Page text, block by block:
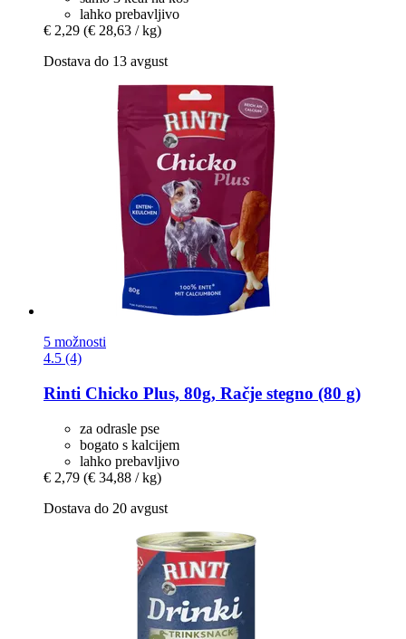
lahko prebavljivo
€ 2,29 (€ 28,63 / kg)
Dostava do 13 avgust
5 možnosti
4.5 (4)
Rinti Chicko Plus, 80g, Račje stegno (80 g)
za odrasle pse
bogato s kalcijem
lahko prebavljivo
€ 2,79 (€ 34,88 / kg)
Dostava do 20 avgust